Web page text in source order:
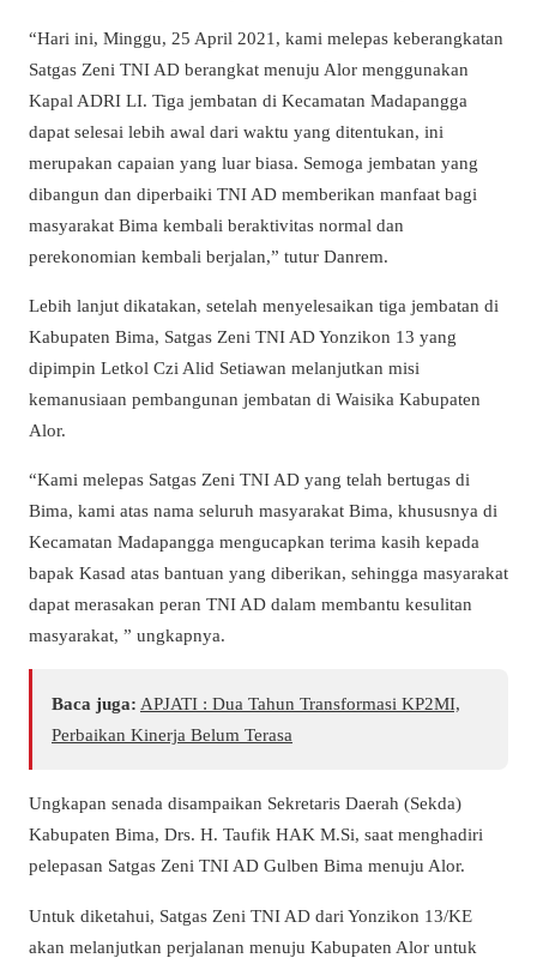
“Hari ini, Minggu, 25 April 2021, kami melepas keberangkatan
Satgas Zeni TNI AD berangkat menuju Alor menggunakan
Kapal ADRI LI. Tiga jembatan di Kecamatan Madapangga
dapat selesai lebih awal dari waktu yang ditentukan, ini
merupakan capaian yang luar biasa. Semoga jembatan yang
dibangun dan diperbaiki TNI AD memberikan manfaat bagi
masyarakat Bima kembali beraktivitas normal dan
perekonomian kembali berjalan,” tutur Danrem.
Lebih lanjut dikatakan, setelah menyelesaikan tiga jembatan di
Kabupaten Bima, Satgas Zeni TNI AD Yonzikon 13 yang
dipimpin Letkol Czi Alid Setiawan melanjutkan misi
kemanusiaan pembangunan jembatan di Waisika Kabupaten
Alor.
“Kami melepas Satgas Zeni TNI AD yang telah bertugas di
Bima, kami atas nama seluruh masyarakat Bima, khususnya di
Kecamatan Madapangga mengucapkan terima kasih kepada
bapak Kasad atas bantuan yang diberikan, sehingga masyarakat
dapat merasakan peran TNI AD dalam membantu kesulitan
masyarakat, ” ungkapnya.
Baca juga: APJATI : Dua Tahun Transformasi KP2MI,
Perbaikan Kinerja Belum Terasa
Ungkapan senada disampaikan Sekretaris Daerah (Sekda)
Kabupaten Bima, Drs. H. Taufik HAK M.Si, saat menghadiri
pelepasan Satgas Zeni TNI AD Gulben Bima menuju Alor.
Untuk diketahui, Satgas Zeni TNI AD dari Yonzikon 13/KE
akan melanjutkan perjalanan menuju Kabupaten Alor untuk